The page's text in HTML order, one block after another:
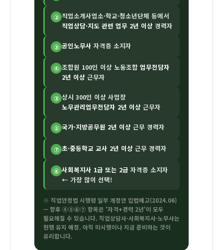
② 직업소개사업소·학교·청소년단체 등에서
직업상담·지도 관련 업무 2년 이상 경력자
③ 공인노무사 자격증 소지자
④ 조합원 100인 이상 노동조합 업무전담자
2년 이상 근무자
⑤ 상시 300인 이상 사업장
노무관리업무전담자 2년 이상 근무자
⑥ 국가·지방공무원 2년 이상 근무 경력자
⑦ 초·중등학교 교사 2년 이상 근무 경력자
⑧ 사회복지사 1급 또는 2급 자격증 소지자
← 가장 많이 선택!
※ 직업안정법 시행령 일부 개정안 입법예고(2024.06)
— 향후 ④⑤⑥⑦ 항목은 '자격+경력 2년'이 모두
필요해질 수 있습니다. 직업상담사·사회복지사·노무사는
현행 유지 예정. 아직 미시행이나 지금 준비하는 것이
유리합니다.